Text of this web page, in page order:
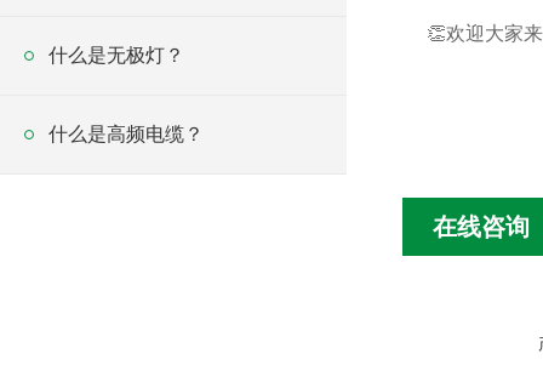
👏欢迎大家
在线咨询
什么是无极灯？
什么是高频电缆？